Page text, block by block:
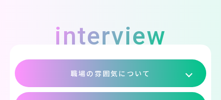
interview
職場の雰囲気について